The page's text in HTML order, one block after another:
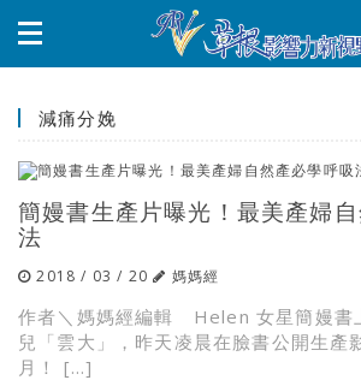
減痛分娩
簡嫚書生產片曝光！最美產婦
法
2018 / 03 / 20 媽媽經
作者＼媽媽經編輯 Helen 女星簡嫚書
兒「雲大」，昨天凌晨在臉書公開生產
月！ […]